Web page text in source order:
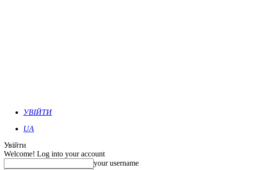
УВІЙТИ
UA
Увійти
Welcome! Log into your account
your username